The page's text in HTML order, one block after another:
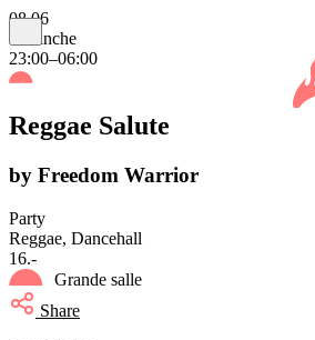
08.06
dimanche
23:00–06:00
Reggae Salute
by Freedom Warrior
Party
Reggae, Dancehall
16.-
Grande salle
Share